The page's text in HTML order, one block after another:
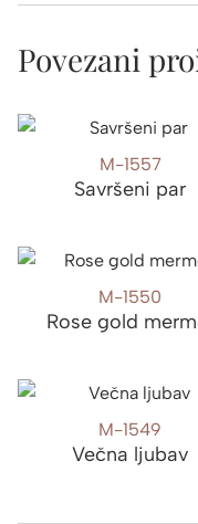
Povezani
M-1557
Savršeni par
M-1550
Rose gold
M-1549
Večna ljubav